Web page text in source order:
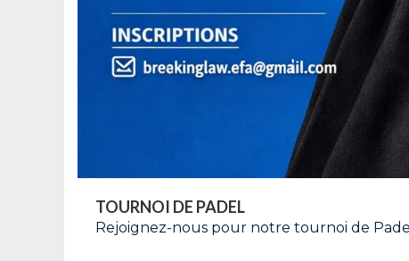
TOURNOI DE PADEL
Rejoignez-nous pour notre tournoi de